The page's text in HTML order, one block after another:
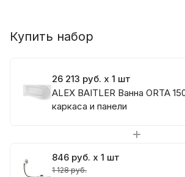
Купить набор
26 213 руб. x 1 шт
ALEX BAITLER Ванна ORTA
каркаса и панели
846 руб. x 1 шт
1 128 руб.